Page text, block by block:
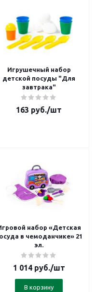
Игрушечный набор
детской посуды "Для
завтрака"
163 руб./шт
набор «Детская
в чемоданчике» 21
эл.
1 014руб./шт
В корзину